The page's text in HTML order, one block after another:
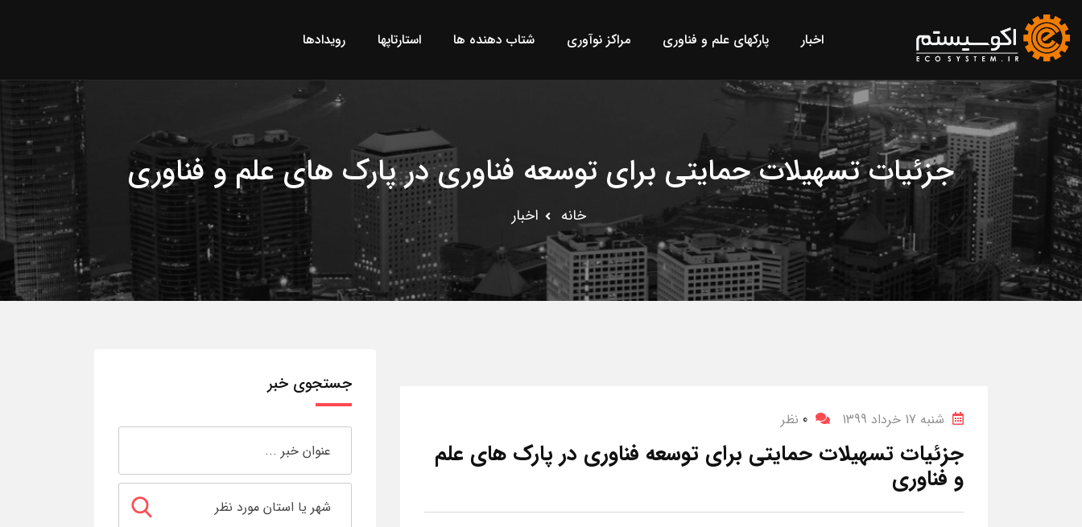
اخبار پارکهای علم و فناوری مراکز نوآوری شتاب دهنده ها استارتاپها رویدادها
جزئیات تسهیلات حمایتی برای توسعه فناوری در پارک های علم و فناوری
خانه اخبار
شنبه 17 خرداد 1399 0 نظر
جزئیات تسهیلات حمایتی برای توسعه فناوری در پارک های علم
و فناوری
جستجوی خبر